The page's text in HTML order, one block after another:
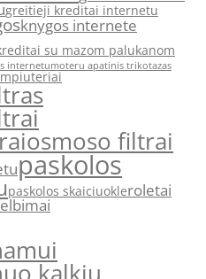
greitieji kreditai internetu
knygos internete
su mazom palukanom
internetumoteru apatinis trikotazas
osmoso filtrai
paskolos
paskolos skaiciuokleroletai